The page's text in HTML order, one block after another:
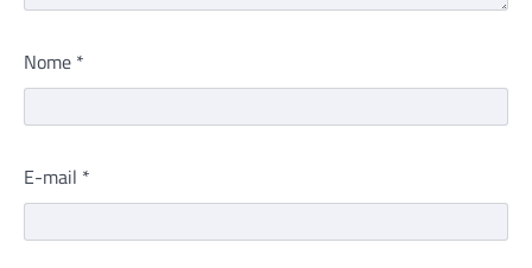
Nome *
E-mail *